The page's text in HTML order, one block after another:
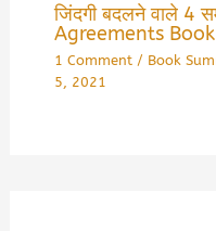
जिंदगी बदलने वाले 4
Agreements
1 Comment / Book
5, 2021